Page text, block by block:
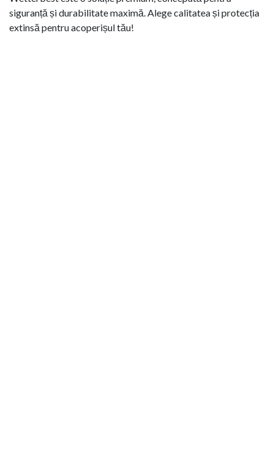
siguranță și durabilitate maximă. Alege calitatea și protecția
extinsă pentru acoperișul tău!